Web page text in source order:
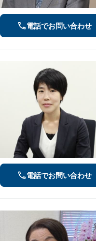
電話でお問い合わせ
電話でお問い合わせ